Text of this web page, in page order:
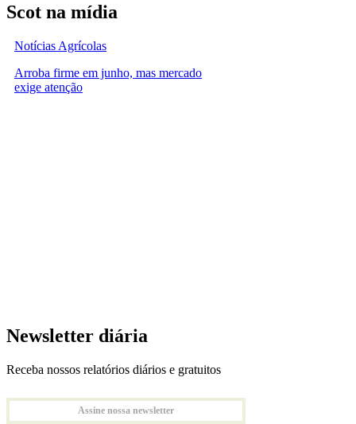
Scot na mídia
Notícias Agrícolas
Arroba firme em junho, mas mercado
exige atenção
Newsletter diária
Receba nossos relatórios diários e gratuitos
Assine nossa newsletter